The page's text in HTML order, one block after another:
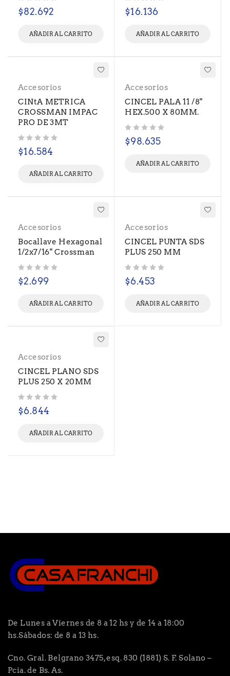
$82.692
AÑADIR AL CARRITO
$16.136
AÑADIR AL CARRITO
Accesorios
CINtA METRICA
CROSSMAN IMPAC
PRO DE 3MT
$16.584
AÑADIR AL CARRITO
Accesorios
CINCEL PALA 11 /8"
HEX.500 X 80MM.
$98.635
AÑADIR AL CARRITO
Accesorios
Bocallave Hexagonal
1/2x7/16" Crossman
$2.699
AÑADIR AL CARRITO
Accesorios
CINCEL PUNTA SDS
PLUS 250 MM
$6.453
AÑADIR AL CARRITO
Accesorios
CINCEL PLANO SDS
PLUS 250 X 20MM
$6.844
AÑADIR AL CARRITO
De Lunes a Viernes de 8 a 12 hs y de 14 a 18:00
hs.Sábados: de 8 a 13 hs.
Cno. Gral. Belgrano 3475, esq. 830 (1881) S. F. Solano –
Pcia. de Bs. As.